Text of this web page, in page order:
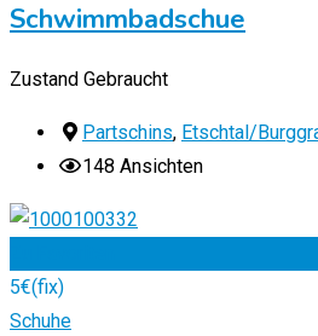
Schwimmbadschue
Zustand Gebraucht
Partschins, Etschtal/
148 Ansichten
5€(fix)
Schuhe